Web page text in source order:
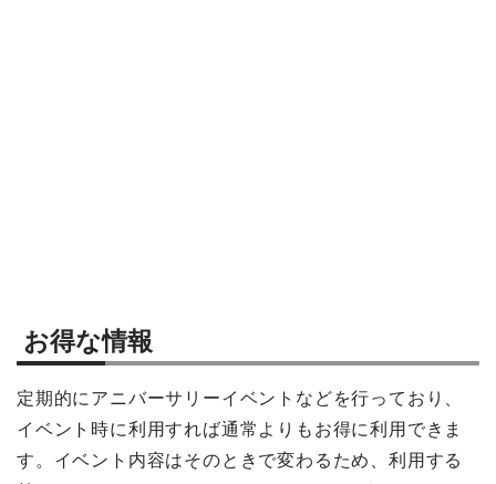
お得な情報
定期的にアニバーサリーイベントなどを行っており、
イベント時に利用すれば通常よりもお得に利用できま
す。イベント内容はそのときで変わるため、利用する